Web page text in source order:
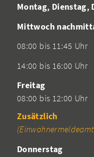
Montag, Dienstag,
Mittwoch
08:00 bis 11:45 Uhr
14:00 bis 16:00 Uhr
Freitag
08:00 bis 12:00 Uhr
Zusätzlich
Donnerstag